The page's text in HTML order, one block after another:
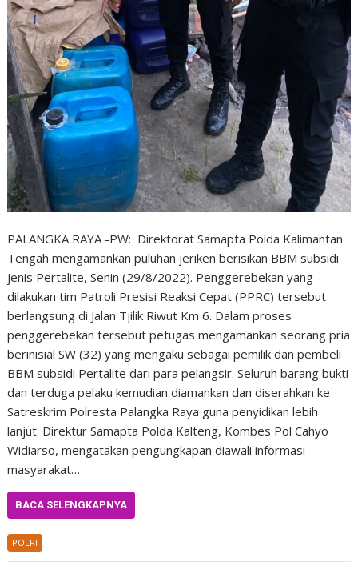
PALANGKA RAYA -PW: Direktorat Samapta Polda Kalimantan
Tengah mengamankan puluhan jeriken berisikan BBM subsidi
jenis Pertalite, Senin (29/8/2022). Penggerebekan yang
dilakukan tim Patroli Presisi Reaksi Cepat (PPRC) tersebut
berlangsung di Jalan Tjilik Riwut Km 6. Dalam proses
penggerebekan tersebut petugas mengamankan seorang pria
berinisial SW (32) yang mengaku sebagai pemilik dan pembeli
BBM subsidi Pertalite dari para pelangsir. Seluruh barang bukti
dan terduga pelaku kemudian diamankan dan diserahkan ke
Satreskrim Polresta Palangka Raya guna penyidikan lebih
lanjut. Direktur Samapta Polda Kalteng, Kombes Pol Cahyo
Widiarso, mengatakan pengungkapan diawali informasi
masyarakat…
BACA SELENGKAPNYA
POLRI